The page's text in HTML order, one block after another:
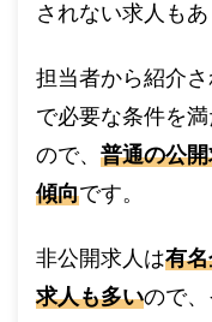
されない求人もあ
担当者から紹介
で必要な条件を
ので、 普通の公
傾向です。
非公開求人は有
求人も多いので